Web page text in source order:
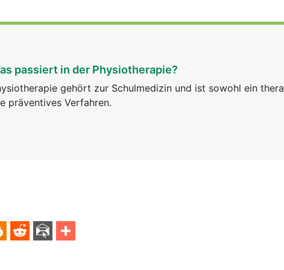
passiert in der Physiotherapie?
gehört zur Schulmedizin und ist sowohl ein
präventives Verfahren.